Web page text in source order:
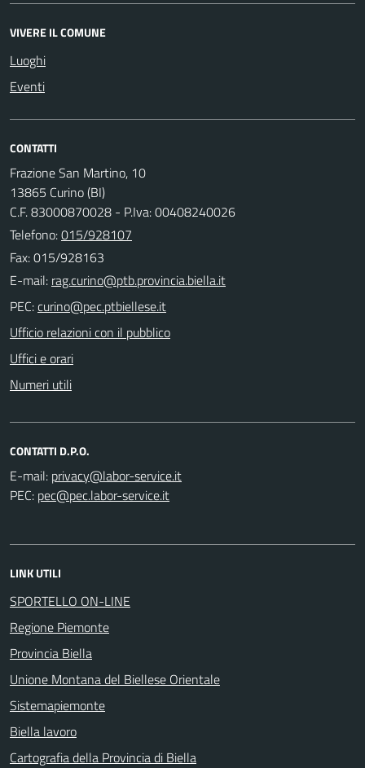
VIVERE IL COMUNE
Luoghi
Eventi
CONTATTI
Frazione San Martino, 10
13865 Curino (BI)
C.F. 83000870028 - P.Iva: 00408240026
Telefono:015/928107
Fax: 015/928163
E-mail:
PEC:
Ufficio relazioni con il pubblico
Uffici e orari
Numeri utili
CONTATTI D.P.O.
E-mail:
PEC:
LINK UTILI
SPORTELLO ON-LINE
Regione Piemonte
Provincia Biella
Unione Montana del Biellese Orientale
Sistemapiemonte
Biella lavoro
Cartografia della Provincia di Biella